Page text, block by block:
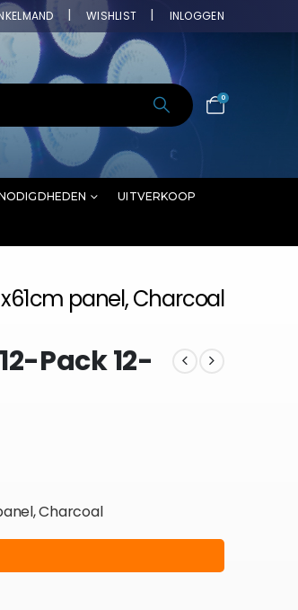
WISHLIST INLOGGEN
0
UITVERKOOP
panel, Charcoal
Pack 12-
Charcoal